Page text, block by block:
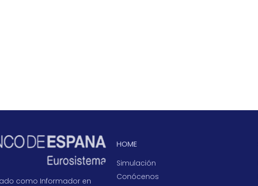
como Informador en
HOME
Simulación
Conócenos